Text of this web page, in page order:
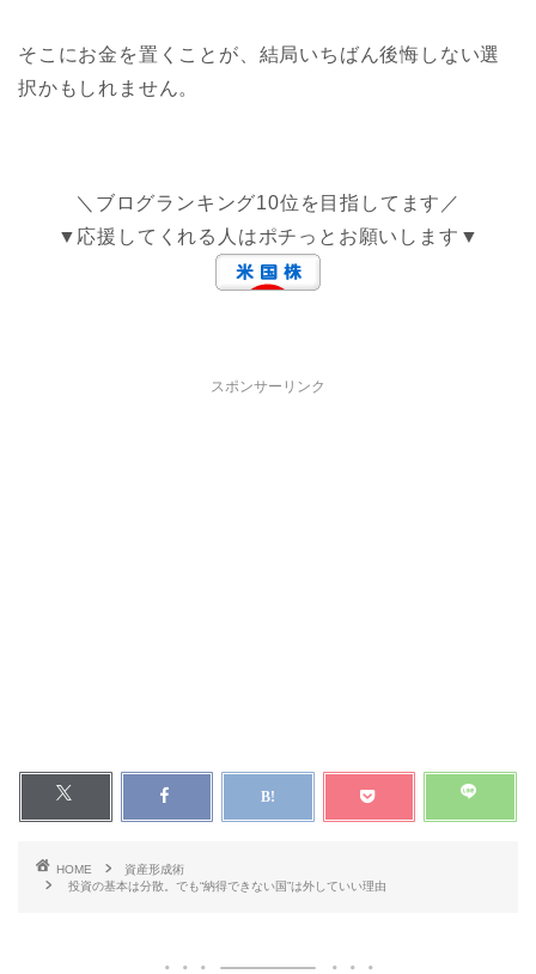
そこにお金を置くことが、結局いちばん後悔しない選
択かもしれません。
＼ブログランキング10位を目指してます／
▼応援してくれる人はポチっとお願いします▼
スポンサーリンク
HOME
資産形成術
投資の基本は分散。でも“納得できない国”は外していい理由